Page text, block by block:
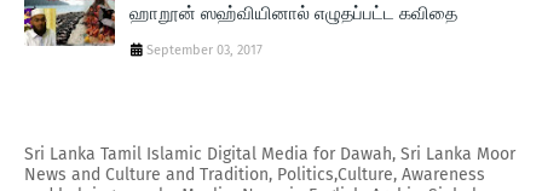
ஹாறூன் ஸஹ்வியினால் எழுதப்பட்ட கவிதை
September 03, 2017
Sri Lanka Tamil Islamic Digital Media for Dawah, Sri Lanka Moor
News and Culture and Tradition, Politics,Culture, Awareness